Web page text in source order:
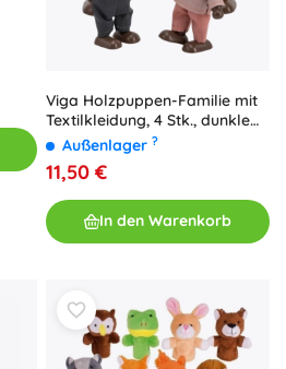
Viga Holzpuppen-Familie mit
Textilkleidung, 4 Stk., dunkle
HautAußenlager ?
11,50 €
In den Warenkorb